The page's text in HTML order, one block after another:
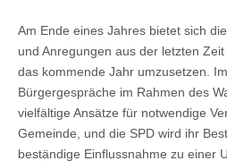
Am Ende eines Jahres bietet sich
und Anregungen aus der letzten
das kommende Jahr umzusetzen.
Bürgergespräche im Rahmen des
vielfältige Ansätze für notwendige
Gemeinde, und die SPD wird ihr
beständige Einflussnahme zu einer